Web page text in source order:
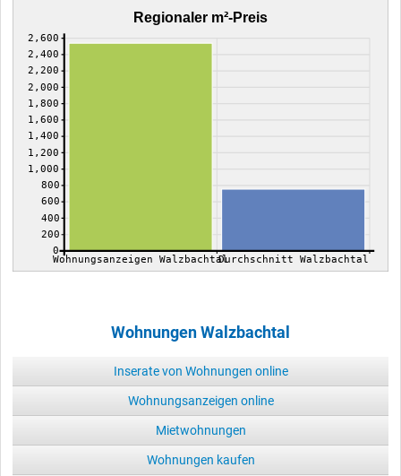
Regionaler m²-Preis
0
200
400
600
800
1,000
1,200
1,400
1,600
1,800
2,000
2,200
2,400
2,600
Wohnungsanzeigen WalzbachtalDurchschnitt Walzbachtal
Wohnungen Walzbachtal
Inserate von Wohnungen online
Wohnungsanzeigen online
Mietwohnungen
Wohnungen kaufen